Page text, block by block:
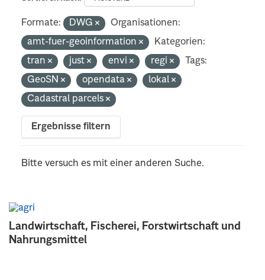
Landwirtschaft, Fischerei, Forstwirtschaft und
Nahrungsmittel
Formate: DWG
Organisationen:
amt-fuer-geoinformation
Kategorien:
tran
just envi regi
Tags:
GeoSN
opendata
lokal
Cadastral parcels
Ergebnisse filtern
Bitte versuch es mit einer anderen Suche.